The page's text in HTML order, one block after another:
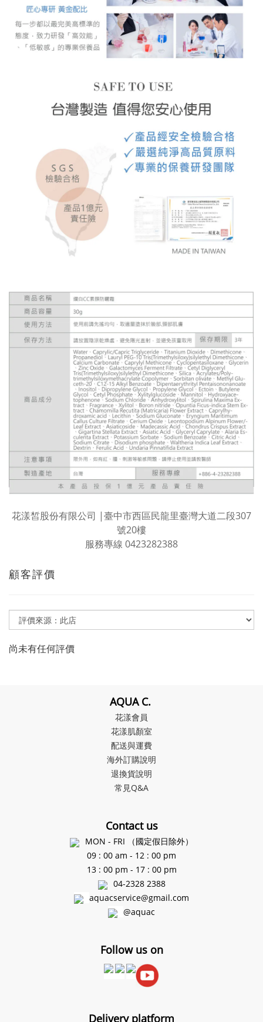
花漾皙股份有限公司 |臺中市西區民龍里臺灣大道二段307
號20樓
服務專線 0423282388
顧客評價
尚未有任何評價
AQUA C.
花漾會員
花漾肌顏室
配送與運費
海外訂購說明
退換貨說明
常見Q&A
Contact us
MON - FRI （國定假日除外）
09 : 00 am - 12 : 00 pm
13 : 00 pm - 17 : 00 pm
04-2328 2388
aquacservice@gmail.com
@aquac
Follow us on
Delivery platform